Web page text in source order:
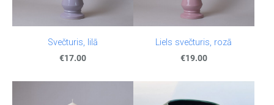
Svečturis, lilā
€17.00
Liels svečturis, rozā
€19.00